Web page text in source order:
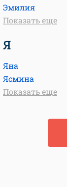
Эмилия
Показать еще
Я
Яна
Ясмина
Показать еще